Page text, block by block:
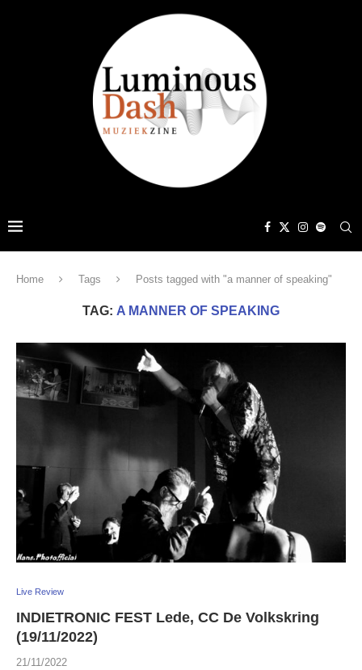
Home Tags Posts tagged with "a manner of speaking"
TAG: A MANNER OF SPEAKING
Live Review
INDIETRONIC FEST Lede, CC De Volkskring
(19/11/2022)
21/11/2022